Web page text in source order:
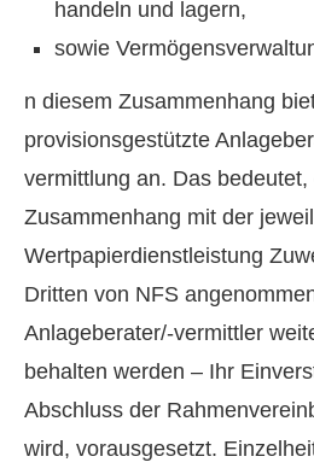
handeln und lagern,
sowie
n diesem Zusammenhang
provisionsgestützte
vermittlung an. Das bedeutet,
Zusammenhang mit der
Wertpapierdienstleistung
Dritten von NFS
Anlageberater/-vermittler
behalten werden – Ihr
Abschluss der
wird, vorausgesetzt.